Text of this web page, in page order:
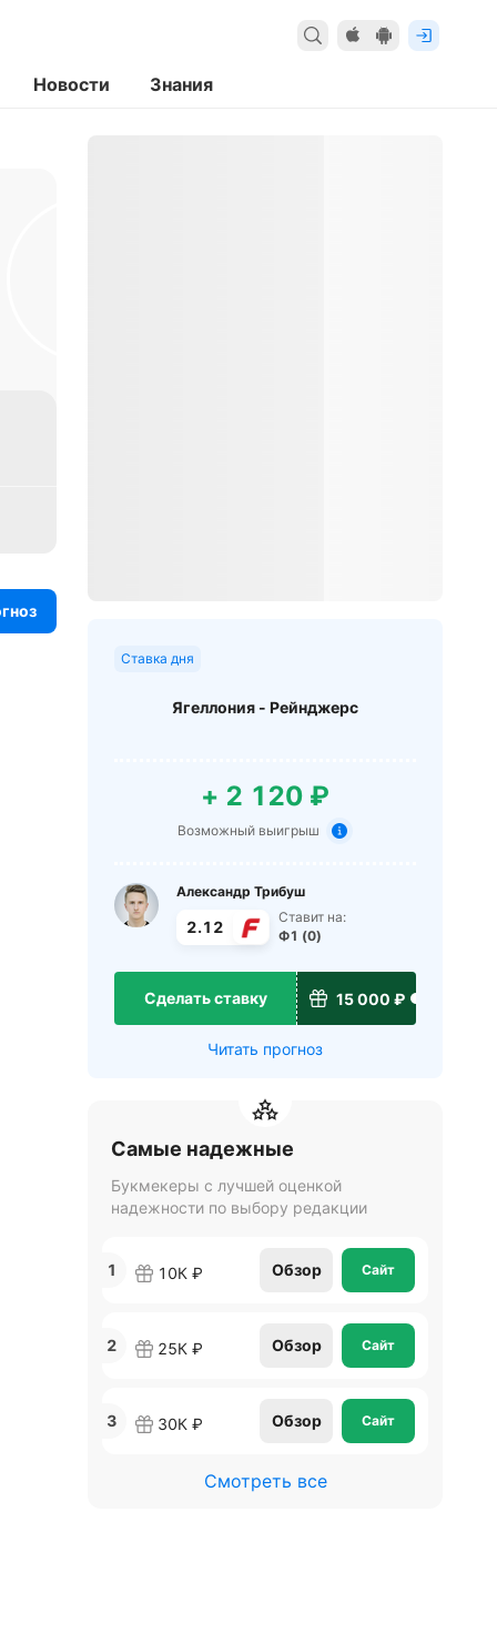
Новости Знания
Ставка дня
Ягеллония - Рейнджерс
+ 2 120 ₽
Возможный выигрыш
Александр Трибуш
2.12
Ставит на:
Ф1 (0)
Сделать ставку 15 000 ₽
Читать прогноз
Самые надежные
Букмекеры с лучшей оценкой
надежности по выбору редакции
1 10К ₽ Обзор Сайт
2 25К ₽ Обзор Сайт
3 30К ₽ Обзор Сайт
Смотреть все